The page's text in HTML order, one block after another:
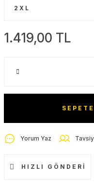
1.419,00 TL
Yorum Yaz
HIZLI GÖNDERI